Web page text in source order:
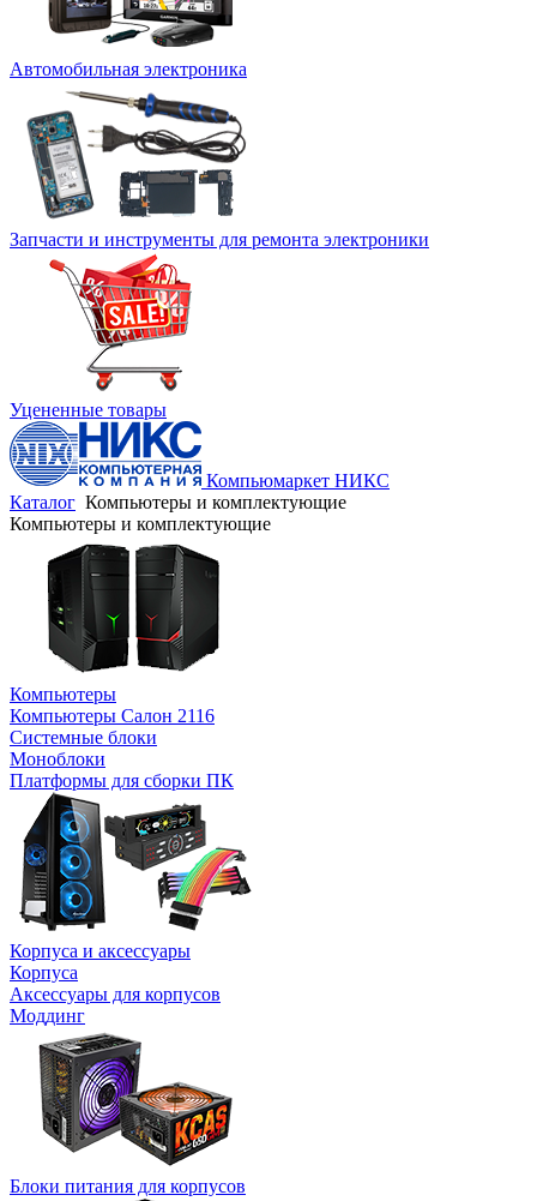
Автомобильная электроника
Запчасти и инструменты для ремонта электроники
Уцененные товары
Компьюмаркет НИКС
Каталог Компьютеры и комплектующие
Компьютеры и комплектующие
Компьютеры
Компьютеры Салон 2116
Системные блоки
Моноблоки
Платформы для сборки ПК
Корпуса и аксессуары
Корпуса
Аксессуары для корпусов
Моддинг
Блоки питания для корпусов